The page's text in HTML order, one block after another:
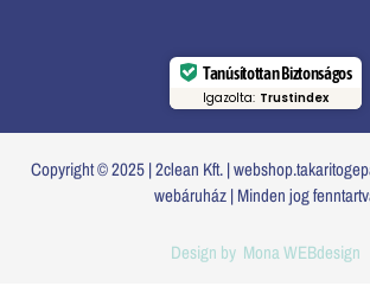
Tanúsítottan Biztonságos
Igazolta: Trustindex
Copyright © 2025 | 2clean Kft. |
webáruház | Minden jog
Design by Mona WEBdesign